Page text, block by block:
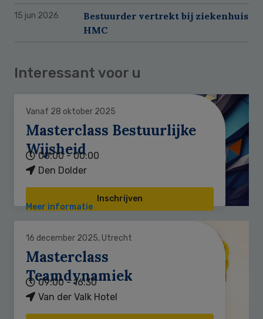
15 jun 2026
Bestuurder vertrekt bij ziekenhuis
HMC
Interessant voor u
Vanaf 28 oktober 2025
Masterclass Bestuurlijke
Wijsheid
00:00 - 00:00
Den Dolder
Inschrijven
Meer informatie
16 december 2025, Utrecht
Masterclass
Teamdynamiek
09:00 - 16:30
Van der Valk Hotel